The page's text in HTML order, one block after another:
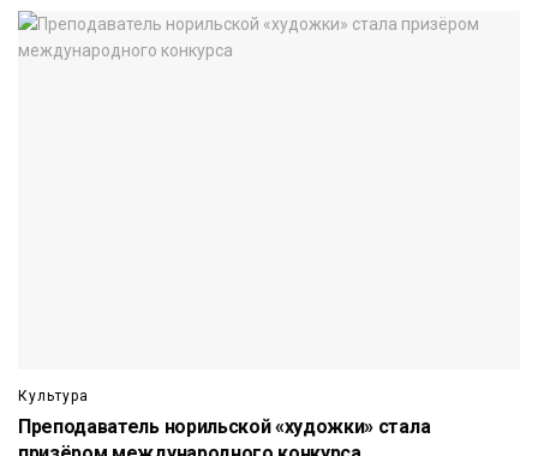
Культура
Преподаватель норильской «художки» стала